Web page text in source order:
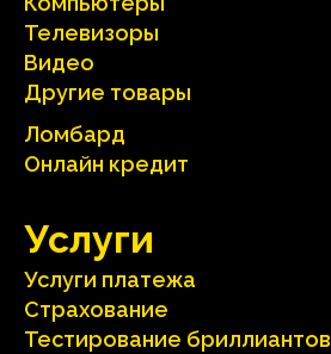
Телевизоры
Видео
Другие товары
Ломбард
Онлайн кредит
Услуги
Услуги платежа
Страхование
Тестирование бриллиантов